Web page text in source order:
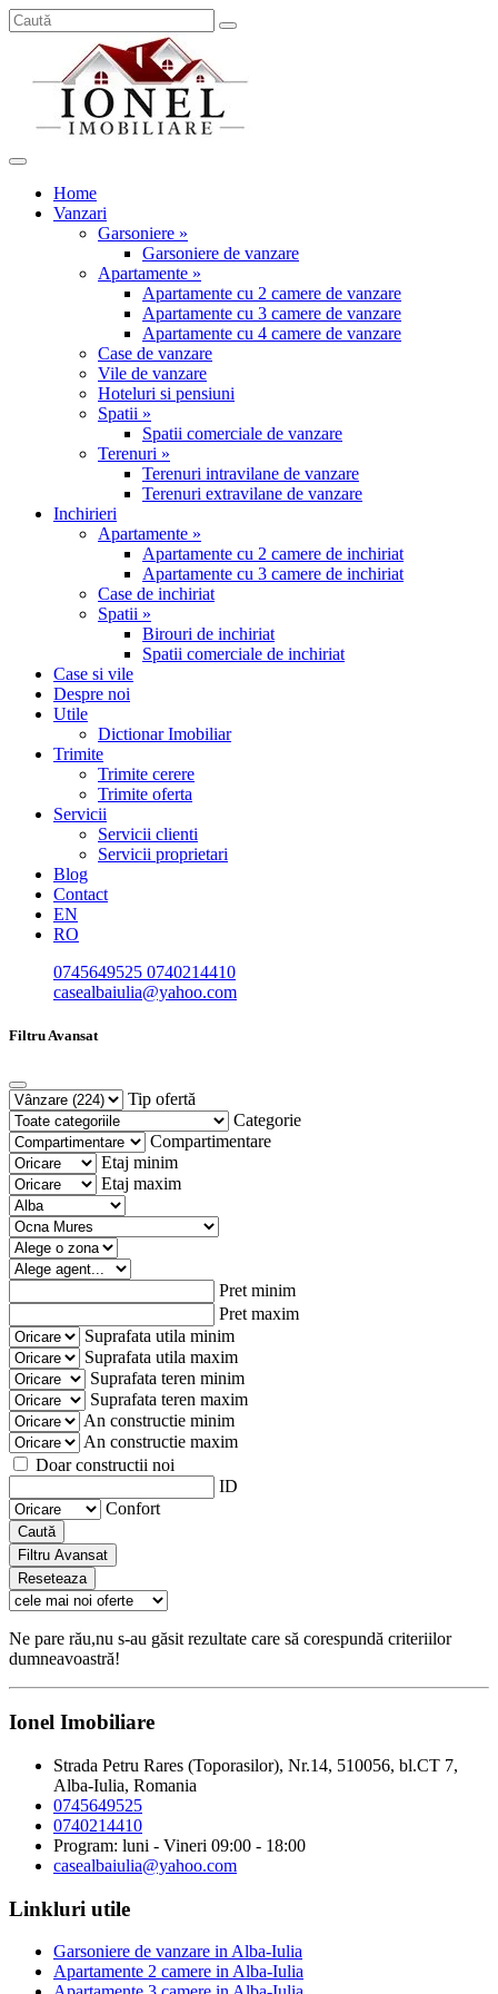
Home
Vanzari
Garsoniere »
Garsoniere de vanzare
Apartamente »
Apartamente cu 2 camere de vanzare
Apartamente cu 3 camere de vanzare
Apartamente cu 4 camere de vanzare
Case de vanzare
Vile de vanzare
Hoteluri si pensiuni
Spatii »
Spatii comerciale de vanzare
Terenuri »
Terenuri intravilane de vanzare
Terenuri extravilane de vanzare
Inchirieri
Apartamente »
Apartamente cu 2 camere de inchiriat
Apartamente cu 3 camere de inchiriat
Case de inchiriat
Spatii »
Birouri de inchiriat
Spatii comerciale de inchiriat
Case si vile
Despre noi
Utile
Dictionar Imobiliar
Trimite
Trimite cerere
Trimite oferta
Servicii
Servicii clienti
Servicii proprietari
Blog
Contact
EN
RO
0745649525 0740214410
casealbaiulia@yahoo.com
Filtru Avansat
Tip ofertă
Categorie
Compartimentare
Etaj minim
Etaj maxim
Pret minim
Pret maxim
Suprafata utila minim
Suprafata utila maxim
Suprafata teren minim
Suprafata teren maxim
An constructie minim
An constructie maxim
Doar constructii noi
ID
Confort
Caută
Filtru Avansat
Reseteaza
Ne pare rău,nu s-au găsit rezultate care să corespundă criteriilor
dumneavoastră!
Ionel Imobiliare
Strada Petru Rares (Toporasilor), Nr.14, 510056, bl.CT 7,
Alba-Iulia, Romania
0745649525
0740214410
Program: luni - Vineri 09:00 - 18:00
casealbaiulia@yahoo.com
Linkluri utile
Garsoniere de vanzare in Alba-Iulia
Apartamente 2 camere in Alba-Iulia